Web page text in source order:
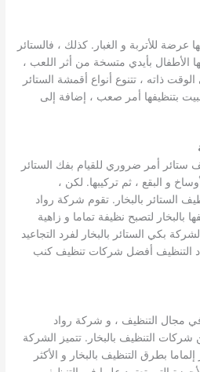
عرضة للأتربة و الغبار. كذلك ، فالستائر
الأطفال بأيدي متسخة من أثر اللعب ،
ذاته ، تتنوع أنواع أقمشة الستائر
بتنظيفها أمر صعب ، إضافة إلى
ستائر أمر ضروري للقيام بفك الستائر
و البقع ، ثم تركيبها. لكن ،
الستائر بالبخار. تقوم شركة رواد
بالبخار لتصبح نظيفة تماما و زاهية
بكي الستائر بالبخار لفرد التجاعيد
التنظيف أفضل شركات تنظيف كنب
مجال التنظيف ، و شركة رواد
شركات التنظيف بالبخار. تتميز الشركة
بطرق التنظيف بالبخار و الأكثر